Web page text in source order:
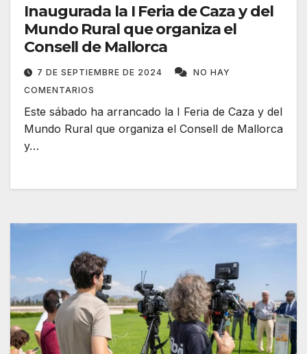
Inaugurada la I Feria de Caza y del
Mundo Rural que organiza el
Consell de Mallorca
7 DE SEPTIEMBRE DE 2024
NO HAY
COMENTARIOS
Este sábado ha arrancado la I Feria de Caza y del
Mundo Rural que organiza el Consell de Mallorca
y…